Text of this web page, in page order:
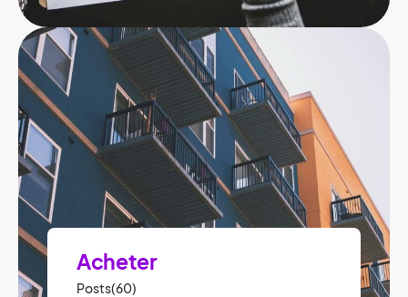
Acheter
Posts(60)